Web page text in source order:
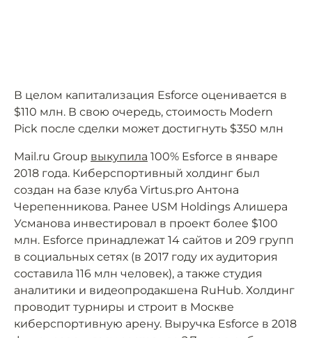
В целом капитализация Esforce оценивается в
$110 млн. В свою очередь, стоимость Modern
Pick после сделки может достигнуть $350 млн
Mail.ru Group выкупила 100% Esforce в январе
2018 года. Киберспортивный холдинг был
создан на базе клуба Virtus.pro Антона
Черепенникова. Ранее USM Holdings Алишера
Усманова инвестировал в проект более $100
млн. Esforce принадлежат 14 сайтов и 209 групп
в социальных сетях (в 2017 году их аудитория
составила 116 млн человек), а также студия
аналитики и видеопродакшена RuHub. Холдинг
проводит турниры и строит в Москве
киберспортивную арену. Выручка Esforce в 2018